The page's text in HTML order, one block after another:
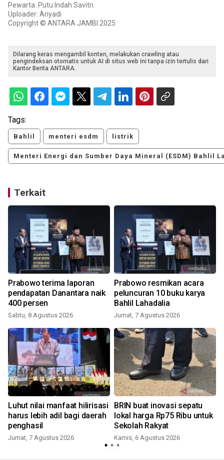
Pewarta: Putu Indah Savitri
Uploader: Ariyadi
Copyright © ANTARA JAMBI 2025
Dilarang keras mengambil konten, melakukan crawling atau
pengindeksan otomatis untuk AI di situs web ini tanpa izin tertulis dari
Kantor Berita ANTARA.
Tags:
Bahlil menteri esdm listrik
Menteri Energi dan Sumber Daya Mineral (ESDM) Bahlil
Terkait
Prabowo terima laporan
pendapatan Danantara naik
400 persen
Sabtu, 8 Agustus 2026
Prabowo resmikan acara
peluncuran 10 buku karya
Bahlil Lahadalia
Jumat, 7 Agustus 2026
Luhut nilai manfaat hilirisasi
harus lebih adil bagi daerah
penghasil
Jumat, 7 Agustus 2026
BRIN buat inovasi sepatu
lokal harga Rp75 Ribu untuk
Sekolah Rakyat
Kamis, 6 Agustus 2026